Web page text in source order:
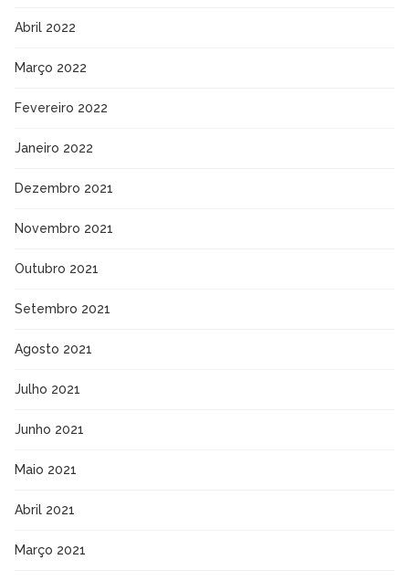
Abril 2022
Março 2022
Fevereiro 2022
Janeiro 2022
Dezembro 2021
Novembro 2021
Outubro 2021
Setembro 2021
Agosto 2021
Julho 2021
Junho 2021
Maio 2021
Abril 2021
Março 2021